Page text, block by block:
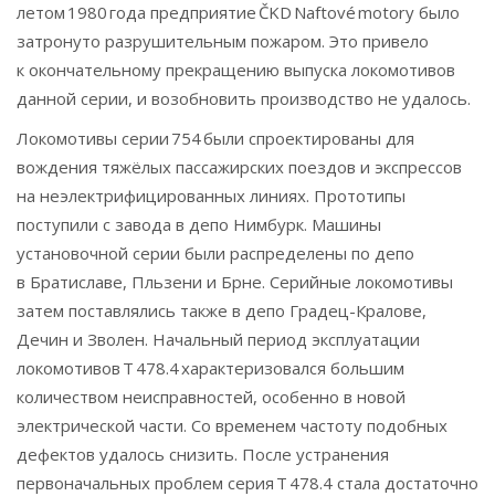
летом 1980 года предприятие ČKD Naftové motory было
затронуто разрушительным пожаром. Это привело
к окончательному прекращению выпуска локомотивов
данной серии, и возобновить производство не удалось.
Локомотивы серии 754 были спроектированы для
вождения тяжёлых пассажирских поездов и экспрессов
на неэлектрифицированных линиях. Прототипы
поступили с завода в депо Нимбурк. Машины
установочной серии были распределены по депо
в Братиславе, Пльзени и Брне. Серийные локомотивы
затем поставлялись также в депо Градец-Кралове,
Дечин и Зволен. Начальный период эксплуатации
локомотивов T 478.4 характеризовался большим
количеством неисправностей, особенно в новой
электрической части. Со временем частоту подобных
дефектов удалось снизить. После устранения
первоначальных проблем серия T 478.4 стала достаточно